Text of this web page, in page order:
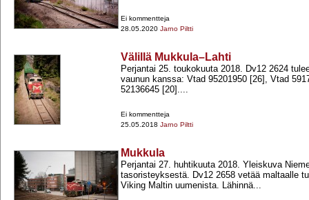
Ei kommentteja
28.05.2020 Jarno Piltti
Välillä Mukkula–Lahti
Perjantai 25. toukokuuta 2018. Dv12 2624
vaunun kanssa: Vtad 95201950 [26], Vtad
52136645 [20]....
Ei kommentteja
25.05.2018 Jarno Piltti
Mukkula
Perjantai 27. huhtikuuta 2018. Yleiskuva
tasoristeyksestä. Dv12 2658 vetää maltaalle
Viking Maltin uumenista. Lähinnä...